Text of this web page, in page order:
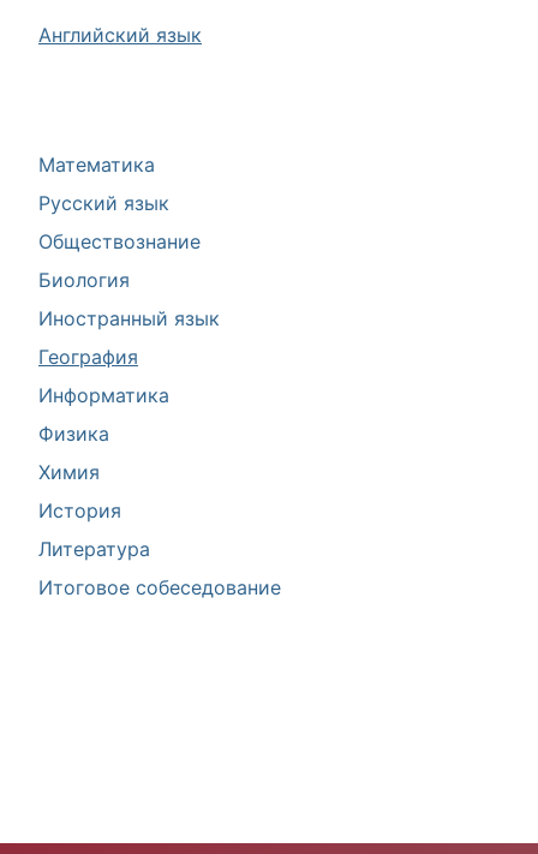
Математика
Русский язык
Обществознание
Биология
Иностранный язык
География
Информатика
Физика
Химия
История
Литература
Итоговое собеседование
Английский язык